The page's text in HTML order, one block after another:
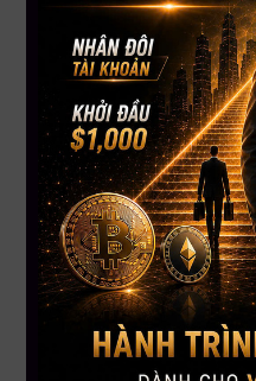
Đúng Hệ Thống
Học đầu tư Crypto không
Đó là hành trình học cách tư
dựng dòng thu nhập chủ
Không cần nhiều vốn
Không cần kiến thức phức
Chỉ cần bạn thật sự muốn
Thị Trường Không Phải Là
Nguy Hiểm
Hãy đầu tư vào kiến thức
Vì khi bạn có chiến lược,
trường đỏ hay xanh.